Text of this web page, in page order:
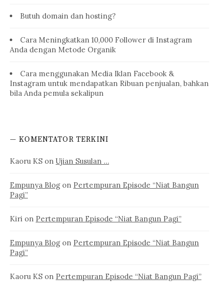
Butuh domain dan hosting?
Cara Meningkatkan 10,000 Follower di Instagram
Anda dengan Metode Organik
Cara menggunakan Media Iklan Facebook &
Instagram untuk mendapatkan Ribuan penjualan, bahkan
bila Anda pemula sekalipun
— KOMENTATOR TERKINI
Kaoru KS on Ujian Susulan …
Empunya Blog on Pertempuran Episode “Niat Bangun
Pagi”
Kiri on Pertempuran Episode “Niat Bangun Pagi”
Empunya Blog on Pertempuran Episode “Niat Bangun
Pagi”
Kaoru KS on Pertempuran Episode “Niat Bangun Pagi”